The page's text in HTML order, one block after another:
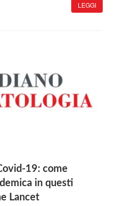
LEGGI
19: come
in questi
Lancet